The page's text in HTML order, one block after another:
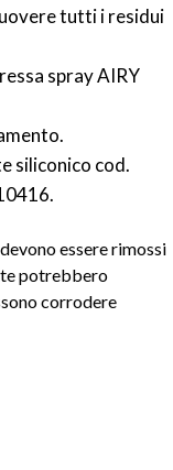
tutti i residui
spray AIRY
siliconico cod.
essere rimossi
potrebbero
corrodere